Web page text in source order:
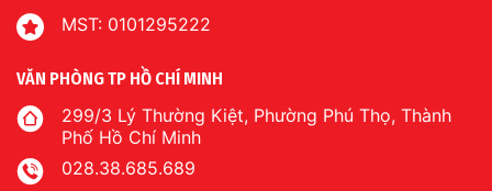
MST: 0101295222
VĂN PHÒNG TP HỒ CHÍ MINH
299/3 Lý Thường Kiệt, Phường Phú Thọ, Thành
Phố Hồ Chí Minh
028.38.685.689